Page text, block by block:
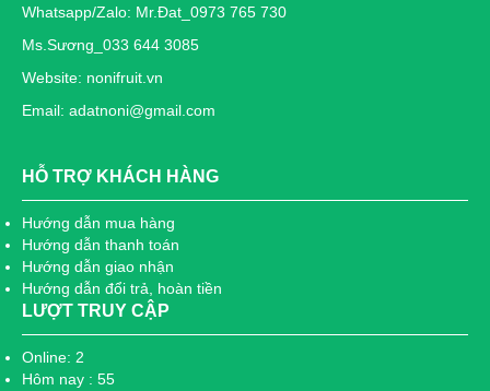
Whatsapp/Zalo: Mr.Đat_0973 765 730
Ms.Sương_033 644 3085
Website: nonifruit.vn
Email: adatnoni@gmail.com
HỖ TRỢ KHÁCH HÀNG
Hướng dẫn mua hàng
Hướng dẫn thanh toán
Hướng dẫn giao nhận
Hướng dẫn đổi trả, hoàn tiền
LƯỢT TRUY CẬP
Online: 2
Hôm nay : 55